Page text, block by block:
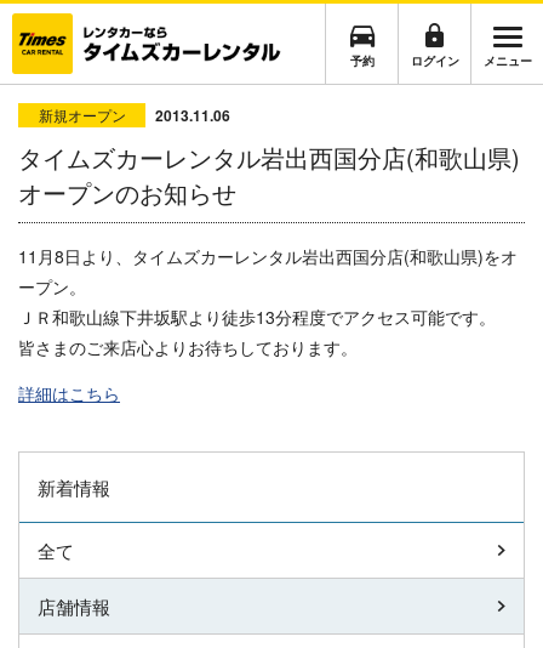
予約 ログイン メニュー
新規オープン 2013.11.06
タイムズカーレンタル岩出西国分店(和歌山県)
オープンのお知らせ
11月8日より、タイムズカーレンタル岩出西国分店(和歌山県)をオ
ープン。
ＪＲ和歌山線下井坂駅より徒歩13分程度でアクセス可能です。
皆さまのご来店心よりお待ちしております。
詳細はこちら
新着情報
全て
店舗情報